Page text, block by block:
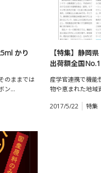
かり
のままでは
ン…
【特集】静岡
出荷額全国No.1
産学官連携で機能
物や恵まれた地域
2017/5/22
特集